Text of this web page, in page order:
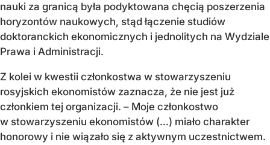
nauki za granicą była podyktowana chęcią poszerzenia
horyzontów naukowych, stąd łączenie studiów
doktoranckich ekonomicznych i jednolitych na Wydziale
Prawa i Administracji.
Z kolei w kwestii członkostwa w stowarzyszeniu
rosyjskich ekonomistów zaznacza, że nie jest już
członkiem tej organizacji. – Moje członkostwo
w stowarzyszeniu ekonomistów (…) miało charakter
honorowy i nie wiązało się z aktywnym uczestnictwem.